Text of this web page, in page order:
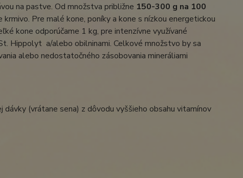
na pastve. Od množstva približne 150-300 g na 100
Pre malé kone, poníky a kone s nízkou energetickou
kone odporúčame 1 kg, pre intenzívne využívané
Hippolyt a/alebo obilninami. Celkové množstvo by sa
alebo nedostatočného zásobovania mineráliami
(vrátane sena) z dôvodu vyššieho obsahu vitamínov